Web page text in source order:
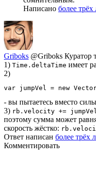
Написано более трёх
Griboks @Griboks Куратор
1) Time.deltaTime имеет
2)
var jumpVel = new
- вы пытаетесь вместо
3) rb.velocity +=
поэтому сумма может
скорость жёстко:
Ответ написан более трёх
Комментировать